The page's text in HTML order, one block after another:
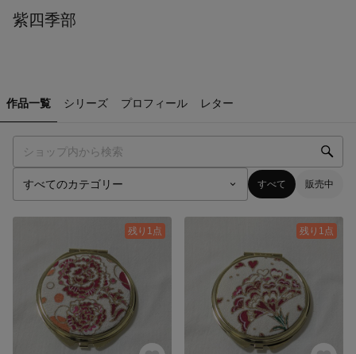
紫四季部
作品一覧 シリーズ プロフィール レター
すべて 販売中
残り1点 残り1点